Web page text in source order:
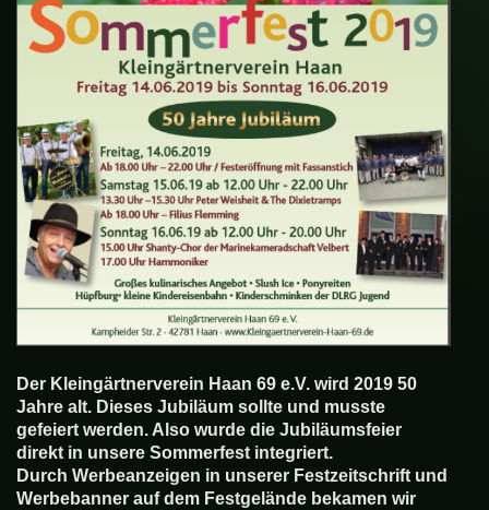
Der Kleingärtnerverein Haan 69 e.V. wird 2019 50
Jahre alt. Dieses Jubiläum sollte und musste
gefeiert werden. Also wurde die Jubiläumsfeier
direkt in unsere Sommerfest integriert.
Durch Werbeanzeigen in unserer Festzeitschrift und
Werbebanner auf dem Festgelände bekamen wir